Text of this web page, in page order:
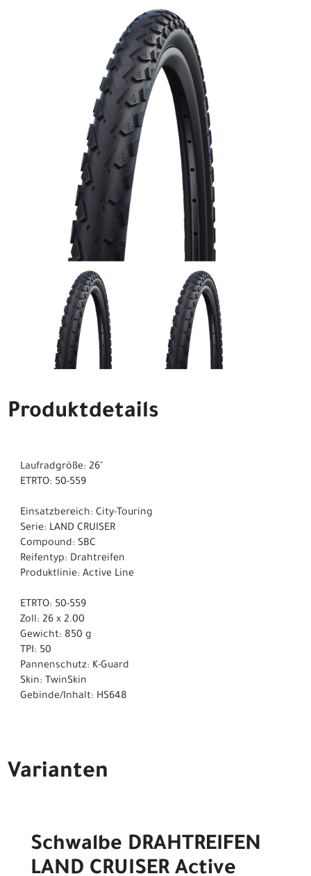
Produktdetails
Laufradgröße: 26"
ETRTO: 50-559
Einsatzbereich: City-Touring
Serie: LAND CRUISER
Compound: SBC
Reifentyp: Drahtreifen
Produktlinie: Active Line
ETRTO: 50-559
Zoll: 26 x 2.00
Gewicht: 850 g
TPI: 50
Pannenschutz: K-Guard
Skin: TwinSkin
Gebinde/Inhalt: HS648
Varianten
Schwalbe DRAHTREIFEN
LAND CRUISER Active